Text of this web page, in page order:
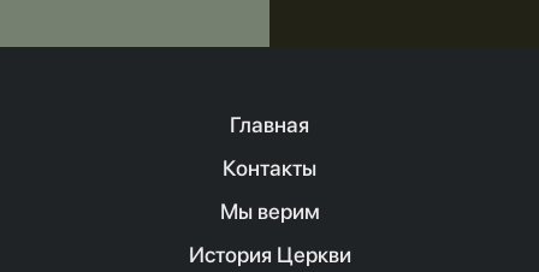
Главная
Контакты
Мы верим
История Церкви